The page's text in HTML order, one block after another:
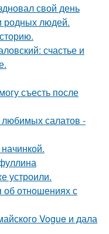
свой день
родных людей.
счастье и
съесть после
салатов -
устроили.
об отношениях с
Vogue и дала